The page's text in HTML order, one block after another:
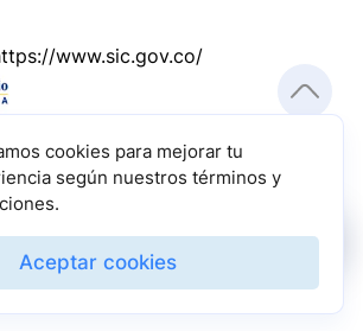
www.sic.gov.co/
impulsadores, podemos presentarte la
más avanzada para resolver los
de la actualidad.
cookies para mejorar tu
según nuestros términos y
Aceptar cookies